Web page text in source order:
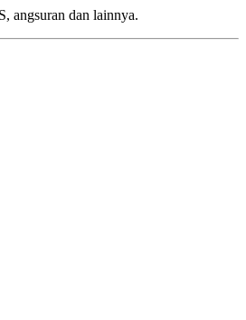
angsuran dan lainnya.